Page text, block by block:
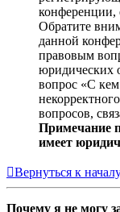
конференции,
Обратите
данной
правовым
юридических
вопрос «С
вопросов,
Примечание
имеет
Вернуться к
Почему я не могу